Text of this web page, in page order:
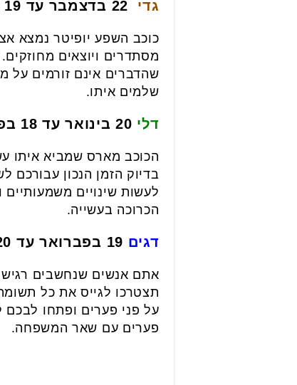
גדי
כוכב השפע יופיטר נמצא
מסתדרים ויוצאים
שהדברים אינם זורמים על
שלמים איתו.
דלי
הכוכב מארס שמביא איתו
בדיוק הזמן הנכון עבורכם
לעשות שינויים
הכרוכה בעשייה.
דגים
אתם אנשים שנחשבים
תצטרכו לגייס את כל
על פני פערים ופתחו
פערים עם שאר המשפחה.